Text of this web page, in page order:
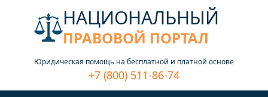
НАЦИОНАЛЬНЫЙ
ПРАВОВОЙ ПОРТАЛ
Юридическая помощь на бесплатной и платной основе
+7 (800) 511-86-74